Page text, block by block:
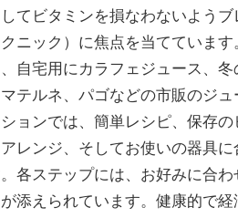
てビタミンを損なわないよう
ニック）に焦点を当てていま
自宅用にカラフェジュース、
テルネ、パゴなどの市販のジ
ョンでは、簡単レシピ、保存
レンジ、そしてお使いの器具
各ステップには、お好みに合
添えられています。健康的で